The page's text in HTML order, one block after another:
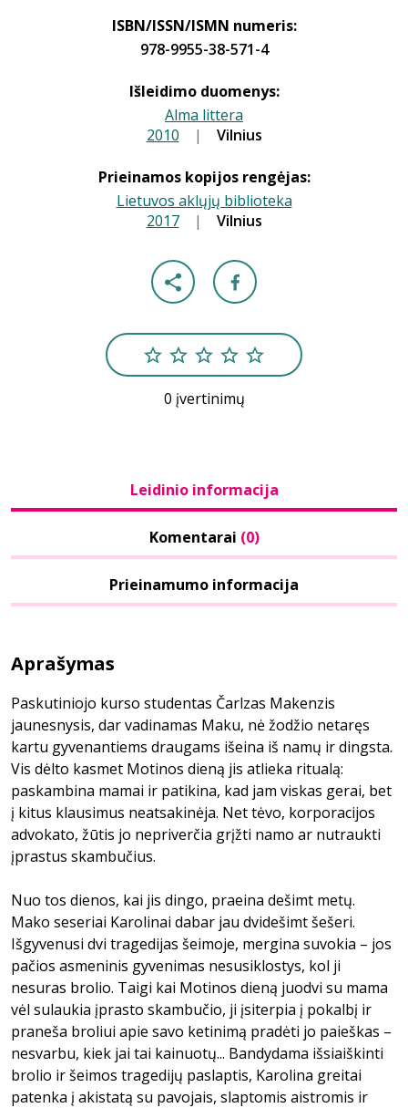
ISBN/ISSN/ISMN numeris:
978-9955-38-571-4
Išleidimo duomenys:
Alma littera
2010 | Vilnius
Prieinamos kopijos rengėjas:
Lietuvos aklųjų biblioteka
2017 | Vilnius
0 įvertinimų
Leidinio informacija
Komentarai (0)
Prieinamumo informacija
Aprašymas
Paskutiniojo kurso studentas Čarlzas Makenzis
jaunesnysis, dar vadinamas Maku, nė žodžio netaręs
kartu gyvenantiems draugams išeina iš namų ir dingsta.
Vis dėlto kasmet Motinos dieną jis atlieka ritualą:
paskambina mamai ir patikina, kad jam viskas gerai, bet
į kitus klausimus neatsakinėja. Net tėvo, korporacijos
advokato, žūtis jo nepriverčia grįžti namo ar nutraukti
įprastus skambučius.
Nuo tos dienos, kai jis dingo, praeina dešimt metų.
Mako seseriai Karolinai dabar jau dvidešimt šešeri.
Išgyvenusi dvi tragedijas šeimoje, mergina suvokia – jos
pačios asmeninis gyvenimas nesusiklostys, kol ji
nesuras brolio. Taigi kai Motinos dieną juodvi su mama
vėl sulaukia įprasto skambučio, ji įsiterpia į pokalbį ir
praneša broliui apie savo ketinimą pradėti jo paieškas –
nesvarbu, kiek jai tai kainuotų... Bandydama išsiaiškinti
brolio ir šeimos tragedijų paslaptis, Karolina greitai
patenka į akistatą su pavojais, slaptomis aistromis ir